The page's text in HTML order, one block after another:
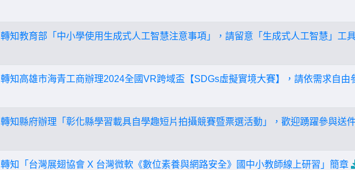
轉知教育部「中小學使用生成式人工智慧注意事項」，請留意「生成式人工智慧」工
轉知高雄市海青工商辦理2024全國VR跨域盃【SDGs虛擬實境大賽】，請依需求自由
轉知縣府辦理「彰化縣學習載具自學趣短片拍攝競賽暨票選活動」，歡迎踴躍參與送件
轉知「台灣展翅協會 X 台灣微軟《數位素養與網路安全》國中小教師線上研習」簡章